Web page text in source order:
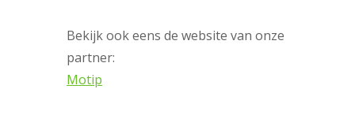
Bekijk ook eens de website van onze
partner:
Motip